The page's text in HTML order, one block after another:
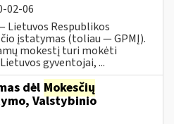
02-06
Lietuvos Respublikos
įstatymas (toliau — GPMĮ).
mokestį turi mokėti
gyventojai, ...
dėl Mokesčių
Valstybinio